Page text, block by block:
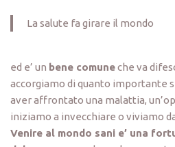
La salute fa girare il mondo
ed e’ un bene comuneche va
accorgiamo di quanto importante
aver affrontato una malattia,
iniziamo a invecchiare o viviamo
Venire al mondo sani e’ una